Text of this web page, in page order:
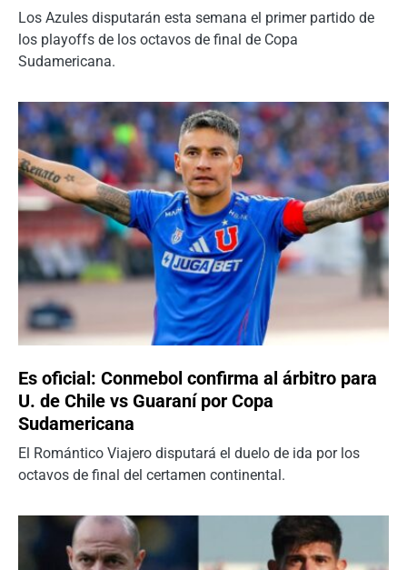
Los Azules disputarán esta semana el primer partido de
los playoffs de los octavos de final de Copa
Sudamericana.
Es oficial: Conmebol confirma al árbitro para
U. de Chile vs Guaraní por Copa
Sudamericana
El Romántico Viajero disputará el duelo de ida por los
octavos de final del certamen continental.